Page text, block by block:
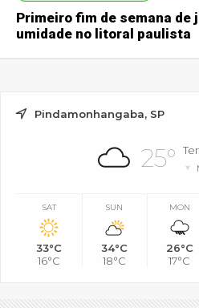
Primeiro fim de semana de
umidade no litoral paulista
Pindamonhangaba, SP
25°
SAT
33°C
16°C
SUN
34°C
18°C
MON
26°C
17°C